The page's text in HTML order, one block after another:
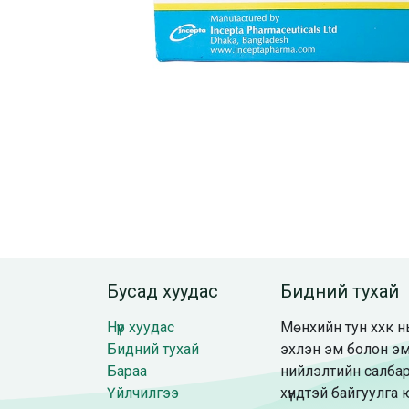
Бусад хуудас
Нүүр хуудас
Бидний тухай
Бараа
Үйлчилгээ
Бидний тухай
Мөнхийн тун ххк
эхлэн эм болон
нийлэлтийн
хүндтэй байгуулга